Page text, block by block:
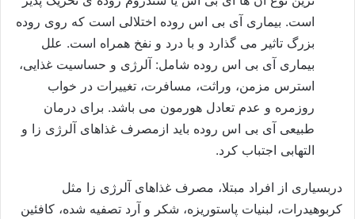
است. بیماری آی بی اس روده اختلالی است که روی روده
بزرگ تاثیر می گذارد و با درد و نفخ همراه است. علل
بیماری آی بی اس روده شامل: آلرژی و حساسیت غذایی،
استرس مزمن، وراثت، مسافرت، تغییرات در خواب
روزمره و عدم تعادل هورمون می باشد. برای درمان
طبیعی آی بی اس روده باید ازمصرف غذاهای آلرژی زا و
التهابی اجتباب کرد.
دربسیاری از افراد مبتلا، مصرف غذاهای آلرژی زا مثل
کربوهیدرات، لبنیات پاستوریزه، شکر و آرد تصفیه شده، کافئین